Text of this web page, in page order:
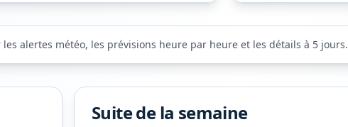
alertes météo, les prévisions heure par heure et les détails à 5 jours.
Suite de la semaine